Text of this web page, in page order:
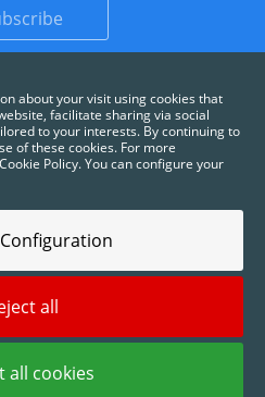
Green. All rights reserved.
about your visit using cookies that
facilitate sharing via social
to your interests. By continuing to
of these cookies. For more
Policy. You can configure your
all
all cookies